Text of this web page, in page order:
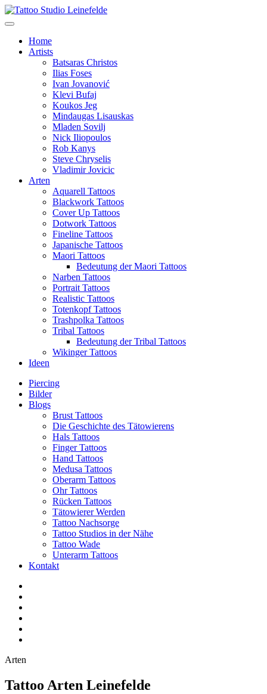
Home
Artists
Batsaras Christos
Ilias Foses
Ivan Jovanović
Klevi Bufaj
Koukos Jeg
Mindaugas Lisauskas
Mladen Sovilj
Nick Iliopoulos
Rob Kanys
Steve Chryselis
Vladimir Jovicic
Arten
Aquarell Tattoos
Blackwork Tattoos
Cover Up Tattoos
Dotwork Tattoos
Fineline Tattoos
Japanische Tattoos
Maori Tattoos
Bedeutung der Maori Tattoos
Narben Tattoos
Portrait Tattoos
Realistic Tattoos
Totenkopf Tattoos
Trashpolka Tattoos
Tribal Tattoos
Bedeutung der Tribal Tattoos
Wikinger Tattoos
Ideen
Piercing
Bilder
Blogs
Brust Tattoos
Die Geschichte des Tätowierens
Hals Tattoos
Finger Tattoos
Hand Tattoos
Medusa Tattoos
Oberarm Tattoos
Ohr Tattoos
Rücken Tattoos
Tätowierer Werden
Tattoo Nachsorge
Tattoo Studios in der Nähe
Tattoo Wade
Unterarm Tattoos
Kontakt
Arten
Tattoo Arten Leinefelde